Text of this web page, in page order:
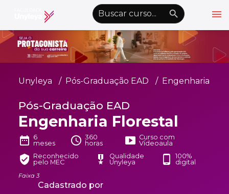
menu
emoji_objectsAlto Contraste nights_stay wb_sunny
Graduação EAD
Atualização Profissional
Conheça a Unyleya
Alianças Acadêmicas
Convênios
UnyVantagens
Unyleya Pós-Graduação EAD Engenharia
Pós-Graduação EAD
Engenharia Florestal
date_range 6
meses
schedule 360
horas
smart_display Curso com
Vídeoaula
verified_user Reconhecido
pelo MEC
military_tech
Qualidade
Unyleya
phone_android
100%
digital
Faixa 3
Cadastrado por